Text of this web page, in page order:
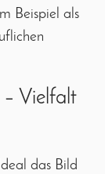
Beispiel als
Vielfalt
das Bild